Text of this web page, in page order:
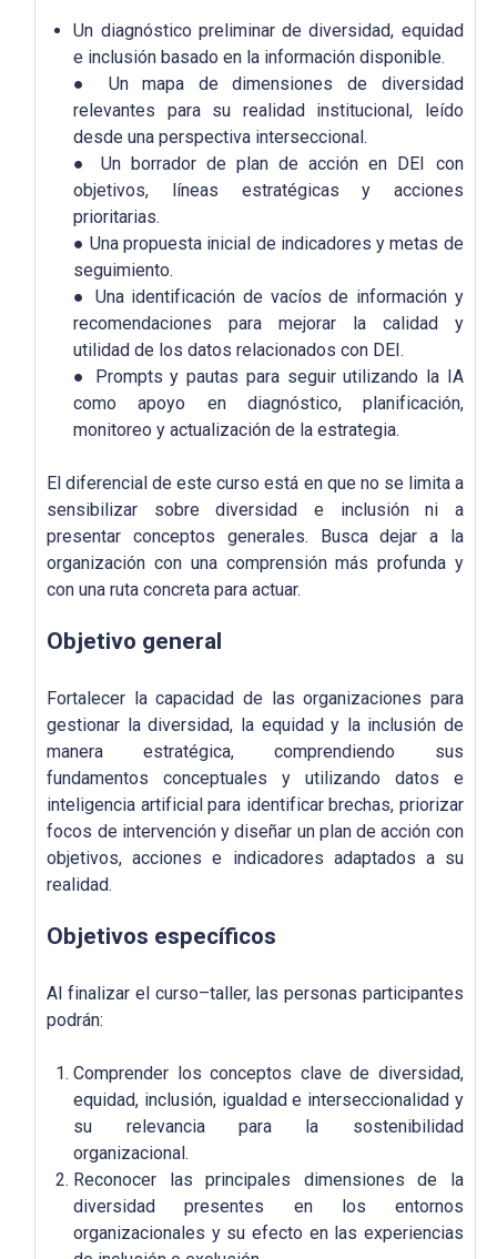
Un diagnóstico preliminar de diversidad, equidad
e inclusión basado en la información disponible.
● Un mapa de dimensiones de diversidad
relevantes para su realidad institucional, leído
desde una perspectiva interseccional.
● Un borrador de plan de acción en DEI con
objetivos, líneas estratégicas y acciones
prioritarias.
● Una propuesta inicial de indicadores y metas de
seguimiento.
● Una identificación de vacíos de información y
recomendaciones para mejorar la calidad y
utilidad de los datos relacionados con DEI.
● Prompts y pautas para seguir utilizando la IA
como apoyo en diagnóstico, planificación,
monitoreo y actualización de la estrategia.
El diferencial de este curso está en que no se limita a
sensibilizar sobre diversidad e inclusión ni a
presentar conceptos generales. Busca dejar a la
organización con una comprensión más profunda y
con una ruta concreta para actuar.
Objetivo general
Fortalecer la capacidad de las organizaciones para
gestionar la diversidad, la equidad y la inclusión de
manera estratégica, comprendiendo sus
fundamentos conceptuales y utilizando datos e
inteligencia artificial para identificar brechas, priorizar
focos de intervención y diseñar un plan de acción con
objetivos, acciones e indicadores adaptados a su
realidad.
Objetivos específicos
Al finalizar el curso–taller, las personas participantes
podrán:
Comprender los conceptos clave de diversidad,
equidad, inclusión, igualdad e interseccionalidad y
su relevancia para la sostenibilidad
organizacional.
Reconocer las principales dimensiones de la
diversidad presentes en los entornos
organizacionales y su efecto en las experiencias